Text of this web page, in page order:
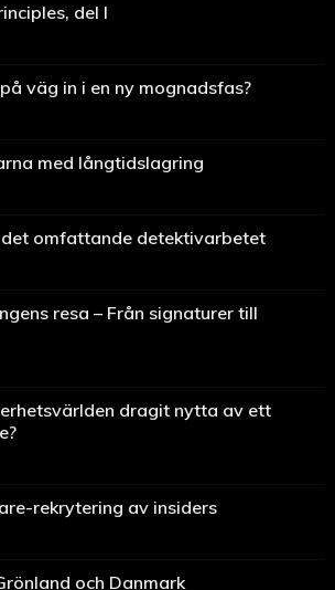
del I
väg in i en ny mognadsfas?
med långtidslagring
det omfattande detektivarbetet
resa – Från signaturer till
dragit nytta av ett
rekrytering av insiders
och Danmark